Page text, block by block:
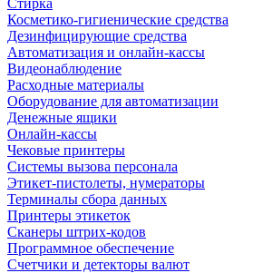
Стирка
Косметико-гигиенические средства
Дезинфицирующие средства
Автоматизация и онлайн-кассы
Видеонаблюдение
Расходные материалы
Оборудование для автоматизации
Денежные ящики
Онлайн-кассы
Чековые принтеры
Системы вызова персонала
Этикет-пистолеты, нумераторы
Терминалы сбора данных
Принтеры этикеток
Сканеры штрих-кодов
Программное обеспечение
Счетчики и детекторы валют